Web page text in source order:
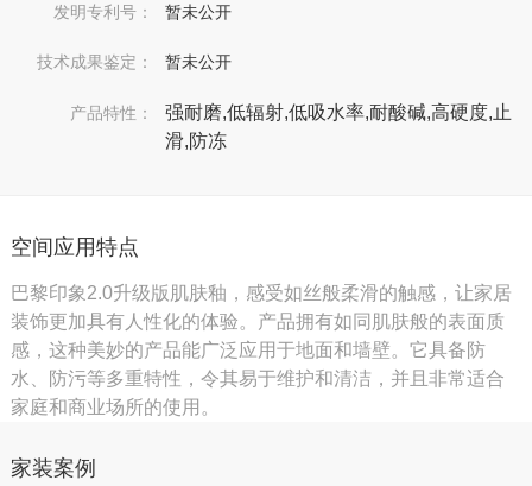
发明专利号： 暂未公开
技术成果鉴定： 暂未公开
产品特性：
强耐磨,低辐射,低吸水率,耐酸碱,高硬度,止
滑,防冻
空间应用特点
巴黎印象2.0升级版肌肤釉，感受如丝般柔滑的触感，让家居
装饰更加具有人性化的体验。产品拥有如同肌肤般的表面质
感，这种美妙的产品能广泛应用于地面和墙壁。它具备防
水、防污等多重特性，令其易于维护和清洁，并且非常适合
家庭和商业场所的使用。
家装案例